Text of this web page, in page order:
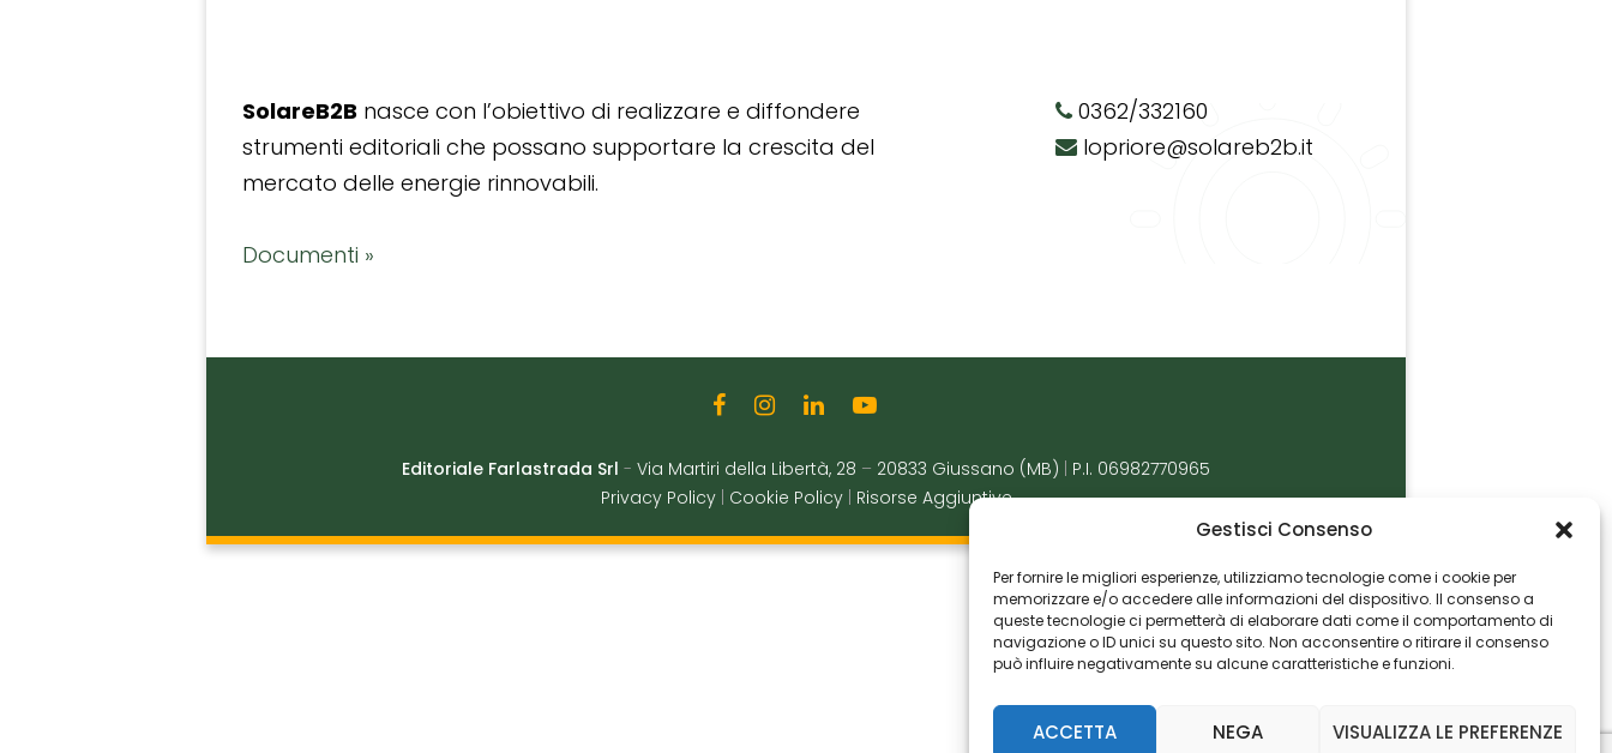
Gestisci Consenso
Per fornire le migliori esperienze, utilizziamo tecnologie come i cookie per
memorizzare e/o accedere alle informazioni del dispositivo. Il consenso a
queste tecnologie ci permetterà di elaborare dati come il comportamento di
navigazione o ID unici su questo sito. Non acconsentire o ritirare il consenso
può influire negativamente su alcune caratteristiche e funzioni.
ACCETTA NEGA VISUALIZZA LE PREFERENZE
SolareB2B nasce con l’obiettivo di realizzare e diffondere
strumenti editoriali che possano supportare la crescita del
mercato delle energie rinnovabili.
Documenti »
0362/332160
lopriore@solareb2b.it
Editoriale Farlastrada Srl - Via Martiri della Libertà, 28 – 20833 Giussano (MB)
P.I. 06982770965
Privacy Policy
Cookie Policy Risorse Aggiuntive